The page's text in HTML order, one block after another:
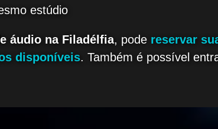
estúdio
áudio na Filadélfia, pode reservar
disponíveis. Também é possível